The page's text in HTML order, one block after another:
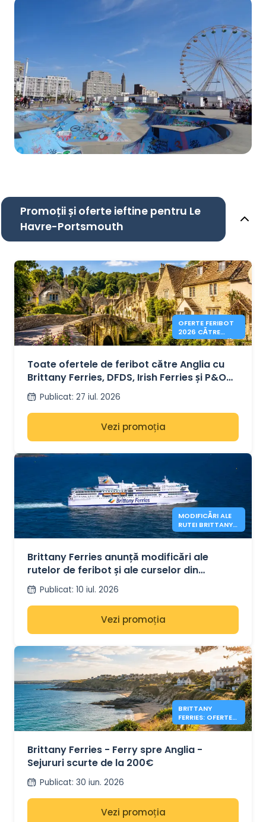
Promoții și oferte ieftine pentru Le
Havre-Portsmouth
OFERTE FERIBOT
2026 CĂTRE
ANGLIA DE LA 41€
Toate ofertele de feribot către Anglia cu
Brittany Ferries, DFDS, Irish Ferries și P&O
Ferries – de la 41€
Publicat: 27 iul. 2026
Vezi promoția
MODIFICĂRI ALE
RUTEI BRITTANY
FERRIES
Brittany Ferries anunță modificări ale
rutelor de feribot și ale curselor din
toamna anului 2026
Publicat: 10 iul. 2026
Vezi promoția
BRITTANY
FERRIES: OFERTE
ANGLIA DE LA
Brittany Ferries - Ferry spre Anglia -
Sejururi scurte de la 200€
Publicat: 30 iun. 2026
Vezi promoția